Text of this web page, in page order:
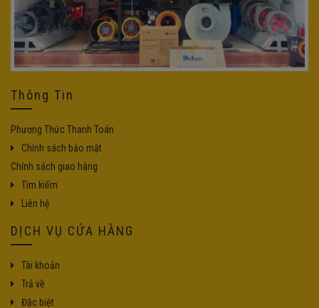
Thông Tin
Phương Thức Thanh Toán
Chính sách bảo mật
Chính sách giao hàng
Tìm kiếm
Liên hệ
DỊCH VỤ CỬA HÀNG
Tài khoản
Trả về
Đặc biệt